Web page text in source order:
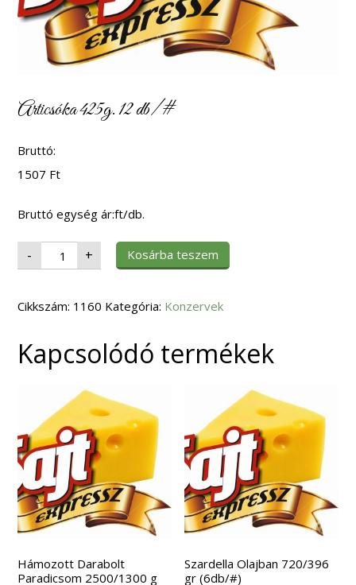
Articsóka 425g. 12 db/#
Bruttó:
1507 Ft
Bruttó egység ár:ft/db.
- Articsóka
425g.
12
+ Kosárba teszem
Cikkszám: 1160 Kategória: Konzervek
Kapcsolódó termékek
Hámozott Darabolt
Paradicsom 2500/1300 g
Szardella Olajban 720/396
gr (6db/#)